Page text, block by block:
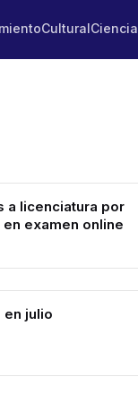
CulturalCiencia
a licenciatura por
examen online
en julio